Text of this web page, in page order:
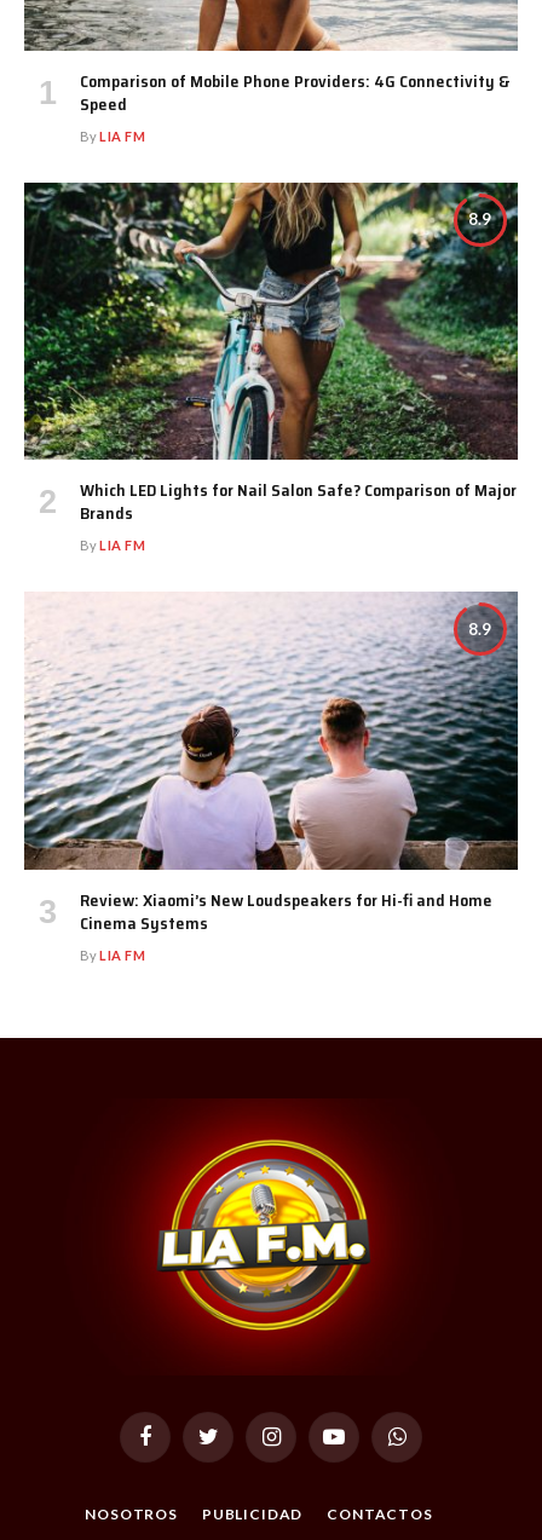
Comparison of Mobile Phone Providers: 4G Connectivity &
Speed
ByLIA FM
8.9
Which LED Lights for Nail Salon Safe? Comparison of Major
Brands
ByLIA FM
8.9
Review: Xiaomi’s New Loudspeakers for Hi-fi and Home
Cinema Systems
ByLIA FM
FacebookTwitter InstagramYouTubeWhatsApp
NOSOTROS PUBLICIDAD
CONTACTOS